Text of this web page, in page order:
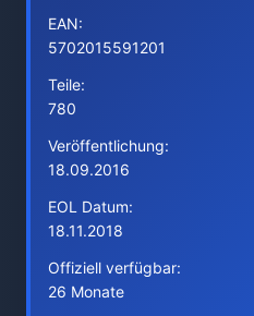
EAN:
5702015591201
Teile:
780
Veröffentlichung:
18.09.2016
EOL Datum:
18.11.2018
Offiziell verfügbar:
26 Monate